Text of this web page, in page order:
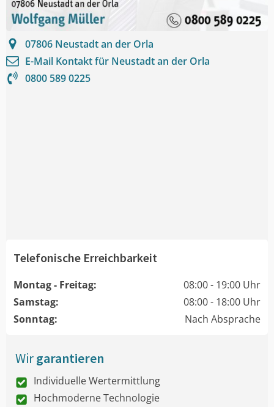
07806 Neustadt an der Orla
E-Mail Kontakt für Neustadt an der Orla
0800 589 0225
Telefonische Erreichbarkeit
Montag - Freitag:
08:00 - 19:00 Uhr
Samstag:
08:00 - 18:00 Uhr
Sonntag:
Nach Absprache
Wirgarantieren
Individuelle Wertermittlung
Hochmoderne Technologie